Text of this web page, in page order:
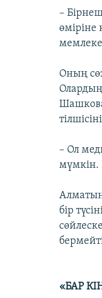
–
өміріне
Оның
– Ол
мүмкін.
бір
«БАР